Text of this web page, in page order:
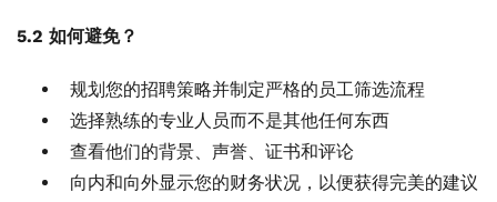
5.2 如何避免？
规划您的招聘策略并制定严格的员工筛选流程
选择熟练的专业人员而不是其他任何东西
查看他们的背景、声誉、证书和评论
向内和向外显示您的财务状况，以便获得完美的建议